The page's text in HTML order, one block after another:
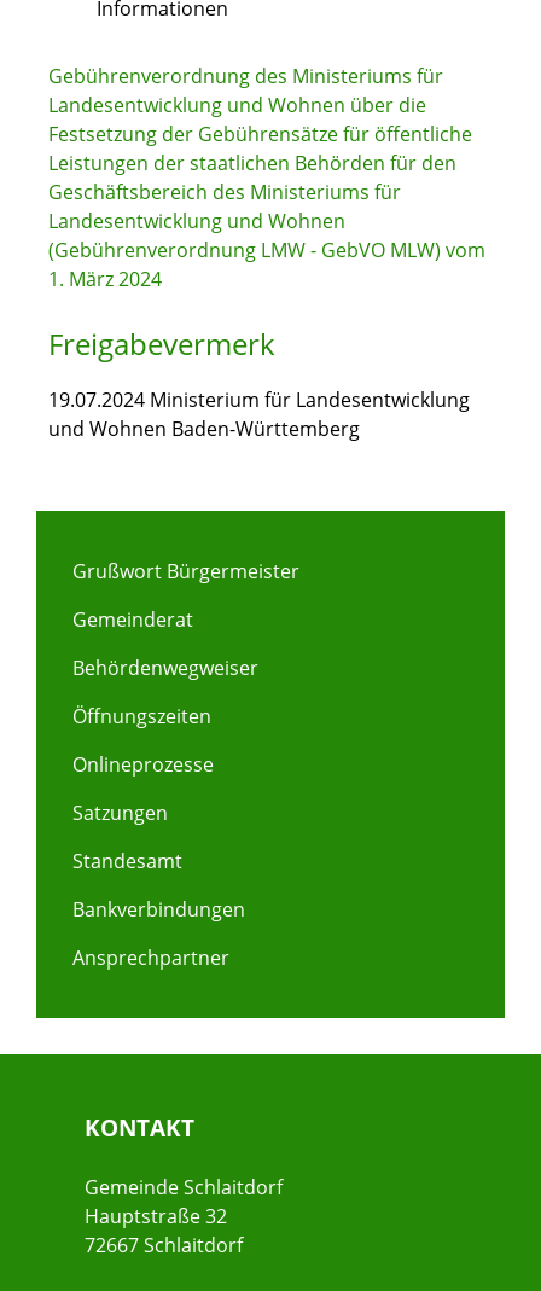
Informationen
Gebührenverordnung des Ministeriums für
Landesentwicklung und Wohnen über die
Festsetzung der Gebührensätze für öffentliche
Leistungen der staatlichen Behörden für den
Geschäftsbereich des Ministeriums für
Landesentwicklung und Wohnen
(Gebührenverordnung LMW - GebVO MLW) vom
1. März 2024
Freigabevermerk
19.07.2024 Ministerium für Landesentwicklung
und Wohnen Baden-Württemberg
Grußwort Bürgermeister
Gemeinderat
Behördenwegweiser
Öffnungszeiten
Onlineprozesse
Satzungen
Standesamt
Bankverbindungen
Ansprechpartner
KONTAKT
Gemeinde Schlaitdorf
Hauptstraße 32
72667 Schlaitdorf